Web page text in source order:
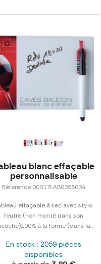
blanc effaçable
personnalisable
Référence 00017LAB0058034
effaçable à sec avec stylo
feutre (non monté dans son
à la forme (dans la...
En stock : 2059 pièces
disponibles